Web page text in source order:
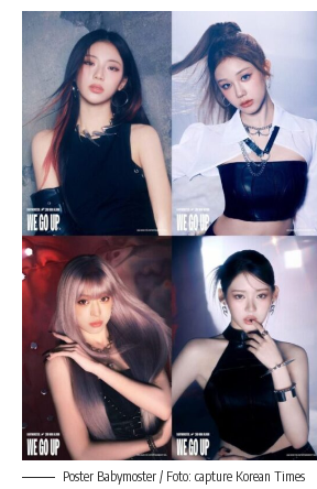
Poster Babymoster / Foto: capture Korean Times